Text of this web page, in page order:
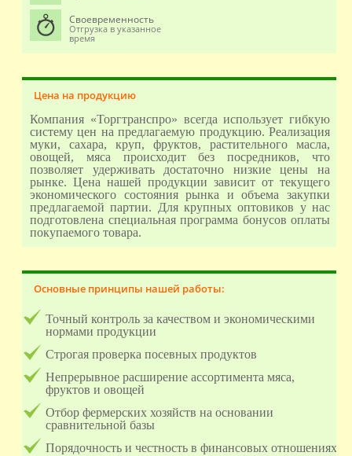
Своевременность
Отгрузка в указанное
время
Цена на продукцию
Компания «Торгтранспро» всегда использует гибкую
систему цен на предлагаемую продукцию. Реализация
муки, сахара, круп, фруктов, растительного масла,
овощей, мяса происходит без посредников, что
позволяет удерживать достаточно низкие цены на
рынке. Цена нашей продукции зависит от текущего
экономического состояния рынка и объема закупки
предлагаемой партии. Для крупных оптовиков у нас
подготовлена специальная программа бонусов оплаты
покупаемого товара.
Основные принципы нашей работы:
Точный контроль за качеством и экономическими
нормами продукции
Строгая проверка посевных продуктов
Непрерывное расширение ассортимента мяса,
фруктов и овощей
Отбор фермерских хозяйств на основании
сравнительной базы
Порядочность и честность в финансовых отношениях